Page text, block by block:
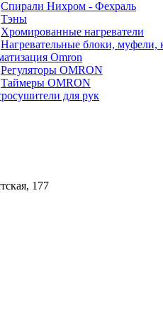
Спирали Нихром - Фехраль
Тэны
Хромированные нагреватели
Нагревательные блоки, муфели,
Omron
Регуляторы OMRON
Таймеры OMRON
для рук
177